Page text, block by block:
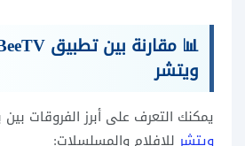
ويتشر
يمكنك التعرف على أبرز الفروقات
ويتشرللافلام والمسلسلات: